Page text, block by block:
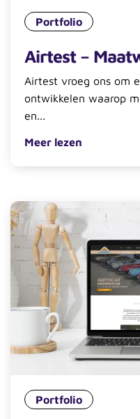
Portfolio
Airtest –
Airtest vroeg ons om
ontwikkelen waarop
en...
Meer lezen
Portfolio